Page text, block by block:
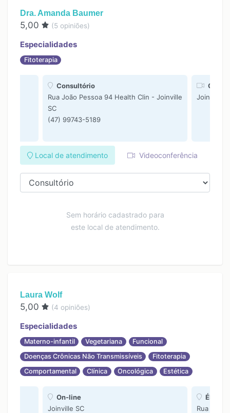
Dra. Amanda Baumer
5,00 (5 opiniões)
Especialidades
Fitoterapia
Consultório
Rua João Pessoa 94 Health Clin - Joinville
SC
(47) 99743-5189
Joinville
Local de atendimento Videoconferência
Sem horário cadastrado para
este local de atendimento.
Laura Wolf
5,00 (4 opiniões)
Especialidades
Materno-infantil Vegetariana
Funcional
Doenças Crônicas Não Transmissíveis
Fitoterapia
Comportamental
Clínica Oncológica Estética
On-line
Joinville SC
ÉFATA
Rua